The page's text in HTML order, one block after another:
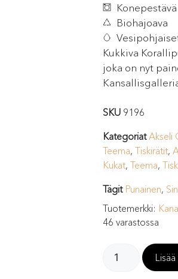
Konepestävä
Biohajoava
Kukkiva
joka on nyt
SKU 9196
Kategoriat Akseli
Teema, Tiskirätit,
Kukat, Teema,
Tägit Punainen,
Tuotemerkki:
46 varastossa